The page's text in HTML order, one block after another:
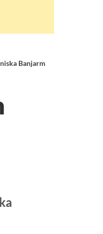
Banjarmasin 2025,